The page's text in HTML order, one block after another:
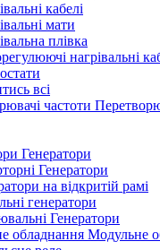
кабелі
мати
плівка
нагрівальні
всі
Генератори
Генератори
на відкритій рамі
генератори
Генератори
Модульне